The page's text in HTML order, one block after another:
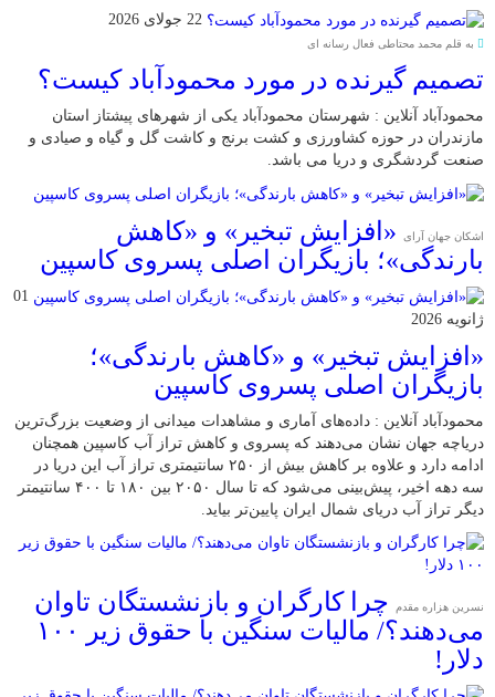
22 جولای 2026
به قلم محمد محتاطی فعال رسانه ای
تصمیم گیرنده در مورد محمودآباد کیست؟
محمودآباد آنلاین : شهرستان محمودآباد یکی از شهرهای پیشتاز استان
مازندران در حوزه کشاورزی و کشت برنج و کاشت گل و گیاه و صیادی و
صنعت گردشگری و دریا می باشد.
اشکان جهان آرای
«افزایش تبخیر» و «کاهش
بارندگی»؛ بازیگران اصلی پسروی کاسپین
01
ژانویه 2026
«افزایش تبخیر» و «کاهش بارندگی»؛
بازیگران اصلی پسروی کاسپین
محمودآباد آنلاین : داده‌های آماری و مشاهدات میدانی از وضعیت بزرگ‌ترین
دریاچه جهان نشان می‌دهند که پسروی و کاهش تراز آب کاسپین همچنان
ادامه دارد و علاوه بر کاهش بیش از ۲۵۰ سانتیمتری تراز آب این دریا در
سه دهه اخیر، پیش‌بینی می‌شود که تا سال ۲۰۵۰ بین ۱۸۰ تا ۴۰۰ سانتیمتر
دیگر تراز آب دریای شمال ایران پایین‌تر بیاید.
نسرین هزاره مقدم
چرا کارگران و بازنشستگان تاوان
می‌دهند؟/ مالیات سنگین با حقوق زیر ۱۰۰
دلار!